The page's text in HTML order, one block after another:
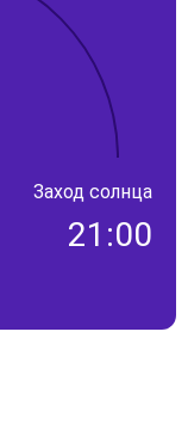
Заход солнца
21:00